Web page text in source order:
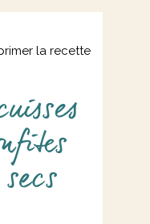
la recette